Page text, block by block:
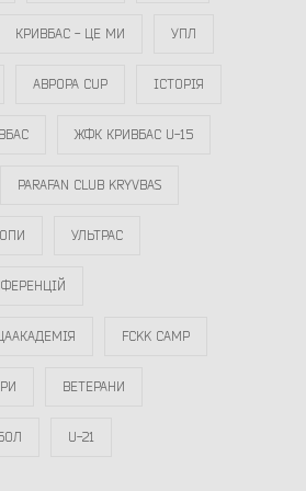
КРИВБАС - ЦЕ МИ УПЛ
АВРОРА CUP ІСТОРІЯ
ЖФК КРИВБАС U-15
PARAFAN CLUB KRYVBAS
УЛЬТРАС
FCKK CAMP
ВЕТЕРАНИ
U-21